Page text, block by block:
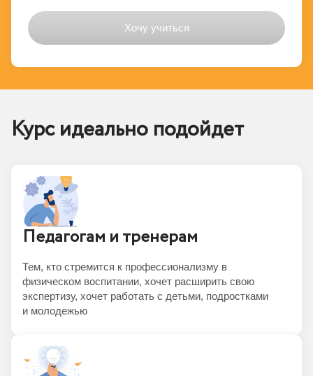
Курс идеально подойдет
Педагогам и тренерам
Тем, кто стремится к профессионализму в
физическом воспитании, хочет расширить свою
экспертизу, хочет работать с детьми, подростками
и молодежью